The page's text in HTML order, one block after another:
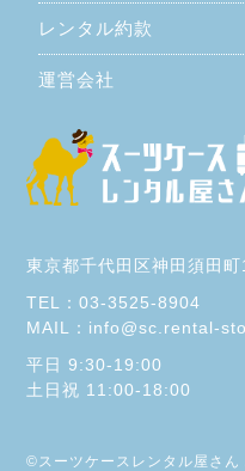
レンタル約款
運営会社
東京都千代田区神田須田
TEL：03-3525-8904
MAIL：info@sc.rental-
平日 9:30-19:00
土日祝 11:00-18:00
©スーツケースレンタル屋さ